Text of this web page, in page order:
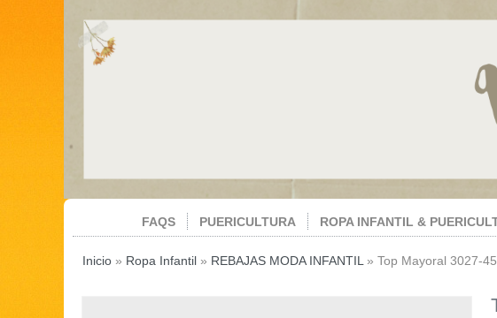
FAQS PUERICULTURA ROPA INFANTIL &
Inicio » Ropa Infantil » REBAJAS MODA INFANTIL » Top Mayoral 3027-45